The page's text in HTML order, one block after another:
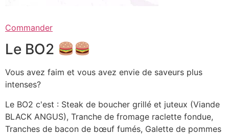
Commander
Le BO2
Vous avez faim et vous avez envie de saveurs plus
intenses?
Le BO2 c'est : Steak de boucher grillé et juteux (Viande
BLACK ANGUS), Tranche de fromage raclette fondue,
Tranches de bacon de bœuf fumés, Galette de pommes